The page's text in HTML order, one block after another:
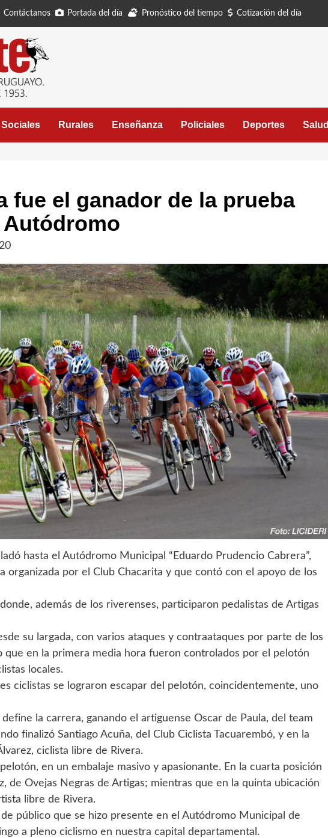
Contáctanos Portada del día Pronóstico del tiempo Cotización del día
Rurales Enseñanza Policiales Deportes Salud
fue el ganador de la prueba
hasta el Autódromo Municipal “Eduardo Prudencio Cabrera”,
organizada por el Club Chacarita y que contó con el apoyo de los
además de los riverenses, participaron pedalistas de Artigas
su largada, con varios ataques y contraataques por parte de los
que en la primera media hora fueron controlados por el pelotón
locales.
ciclistas se lograron escapar del pelotón, coincidentemente, uno
la carrera, ganando el artiguense Oscar de Paula, del team
finalizó Santiago Acuña, del Club Ciclista Tacuarembó, y en la
ciclista libre de Rivera.
en un embalaje masivo y apasionante. En la cuarta posición
de Ovejas Negras de Artigas; mientras que en la quinta ubicación
libre de Rivera.
público que se hizo presente en el Autódromo Municipal de
a pleno ciclismo en nuestra capital departamental.